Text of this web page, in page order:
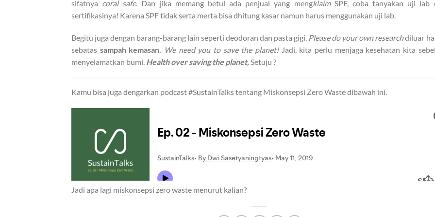
sifatnya coral safe. Dan jika memang betul ada penjual yang mengklaimSPF, coba tanyakan uji lab
sertifikasinya! Karena SPF tidak serta merta bisa dhitung kasar namun harus menggunakan uji lab.
Begitu juga dengan barang-barang lain seperti deodoran dan pasta gigi. Please do your own researchdiluar
sebatas sampah kemasan. We need you to save the planet!Jadi, kita perlu menjaga kesehatan kita
menyelamatkan bumi. Health over saving the planet, Setuju ?
Kamu bisa juga dengarkan podcast #SustainTalks tentang Miskonsepsi Zero Waste dibawah ini.
Jadi apa lagi miskonsepsi zero waste menurut kalian?